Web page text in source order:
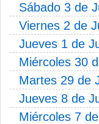
Sábado 3 de
Viernes 2 de
Jueves 1 de
Miércoles 30
Martes 29 de
Jueves 8 de
Miércoles 7